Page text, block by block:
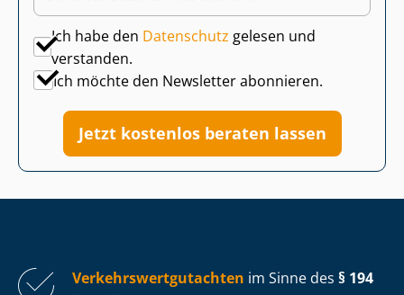
Ich habe den Datenschutz gelesen und
verstanden.
Ich möchte den Newsletter abonnieren.
Jetzt kostenlos beraten lassen
Ver­kehrs­wert­gut­ach­ten im Sinne des § 194